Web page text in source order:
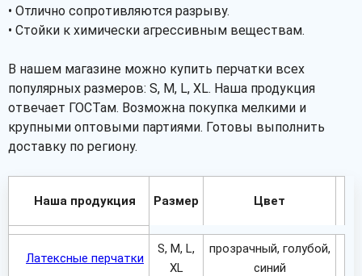
• Отлично сопротивляются разрыву.
• Стойки к химически агрессивным веществам.
В нашем магазине можно купить перчатки всех
популярных размеров: S, M, L, XL. Наша продукция
отвечает ГОСТам. Возможна покупка мелкими и
крупными оптовыми партиями. Готовы выполнить
доставку по региону.
Наша продукция Размер Цвет
Латексные перчатки
S, M, L,
XL
прозрачный, голубой,
синий